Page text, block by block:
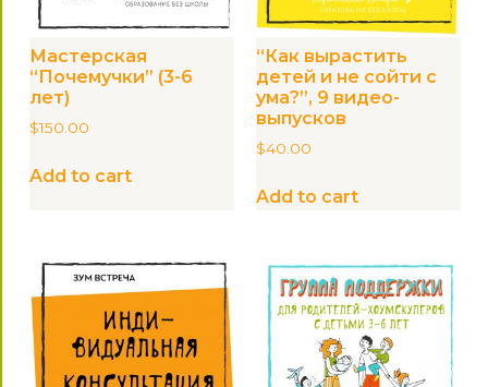
Мастерская
“Почемучки” (3-6
лет)
$150.00
Add to cart
“Как вырастить
детей и не сойти с
ума?”, 9 видео-
выпусков
$40.00
Add to cart